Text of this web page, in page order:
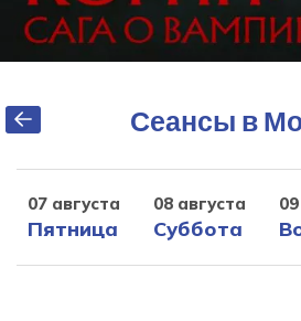
Сеансы в
07 августа
Пятница
08 августа
Суббота